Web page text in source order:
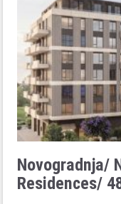
Novogradnja/
Residences/